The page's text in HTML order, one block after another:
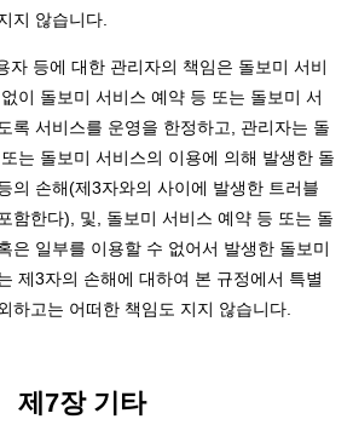
지 않습니다.
자 등에 대한 관리자의 책임은 돌보미 서비
이 돌보미 서비스 예약 등 또는 돌보미 서
록 서비스를 운영을 한정하고, 관리자는 돌
는 돌보미 서비스의 이용에 의해 발생한 돌
의 손해(제3자와의 사이에 발생한 트러블
함한다), 및, 돌보미 서비스 예약 등 또는 돌
은 일부를 이용할 수 없어서 발생한 돌보미
제3자의 손해에 대하여 본 규정에서 특별
하고는 어떠한 책임도 지지 않습니다.
제7장 기타